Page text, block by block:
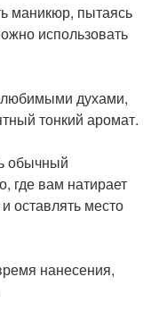
маникюр, пытаясь
использовать
любимыми духами,
тонкий аромат.
обычный
где вам натирает
оставлять место
нанесения,